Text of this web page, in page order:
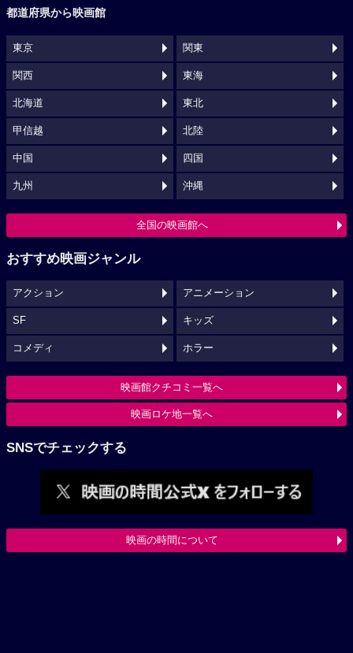
都道府県から映画館
東京 関東
関西 東海
北海道 東北
甲信越 北陸
中国 四国
九州 沖縄
全国の映画館へ
おすすめ映画ジャンル
アクション アニメーション
SF キッズ
コメディ ホラー
映画館クチコミ一覧へ
映画ロケ地一覧へ
SNSでチェックする
映画の時間について